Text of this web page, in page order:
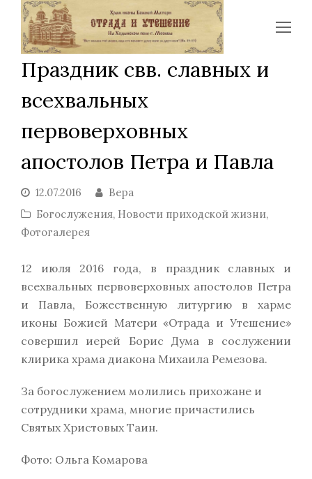
Праздник свв. славных и
всехвальных
первоверховных
апостолов Петра и Павла
12.07.2016
Вера
Богослужения, Новости приходской жизни,
Фотогалерея
12 июля 2016 года, в праздник славных и
всехвальных первоверховных апостолов Петра
и Павла, Божественную литургию в харме
иконы Божией Матери «Отрада и Утешение»
совершил иерей Борис Дума в сослужении
клирика храма диакона Михаила Ремезова.
За богослужением молились прихожане и
сотрудники храма, многие причастились
Святых Христовых Таин.
Фото: Ольга Комарова